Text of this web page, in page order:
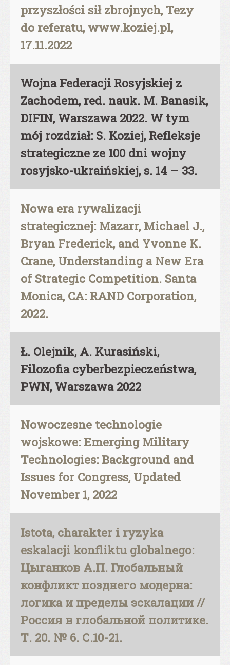
przyszłości sił zbrojnych, Tezy
do referatu, www.koziej.pl,
17.11.2022
Wojna Federacji Rosyjskiej z
Zachodem, red. nauk. M. Banasik,
DIFIN, Warszawa 2022. W tym
mój rozdział: S. Koziej, Refleksje
strategiczne ze 100 dni wojny
rosyjsko-ukraińskiej, s. 14 – 33.
Nowa era rywalizacji
strategicznej: Mazarr, Michael J.,
Bryan Frederick, and Yvonne K.
Crane, Understanding a New Era
of Strategic Competition. Santa
Monica, CA: RAND Corporation,
2022.
Ł. Olejnik, A. Kurasiński,
Filozofia cyberbezpieczeństwa,
PWN, Warszawa 2022
Nowoczesne technologie
wojskowe: Emerging Military
Technologies: Background and
Issues for Congress, Updated
November 1, 2022
Istota, charakter i ryzyka
eskalacji konfliktu globalnego:
Цыганков А.П. Глобальный
конфликт позднего модерна:
логика и пределы эскалации //
Россия в глобальной политике.
Т. 20. № 6. С.10-21.